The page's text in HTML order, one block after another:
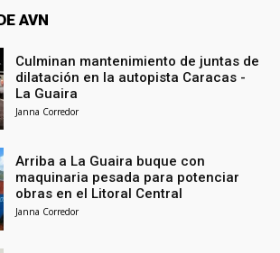
AVN
Culminan mantenimiento de juntas de
dilatación en la autopista Caracas -
La Guaira
Janna Corredor
Arriba a La Guaira buque con
maquinaria pesada para potenciar
obras en el Litoral Central
Janna Corredor